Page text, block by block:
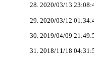
2020/03/13
2020/03/12
2019/04/09
2018/11/18